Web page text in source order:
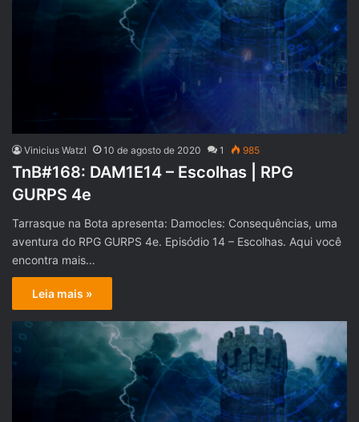
Vinicius Watzl 10 de agosto de 2020 1 985
TnB#168: DAM1E14 – Escolhas | RPG
GURPS 4e
Tarrasque na Bota apresenta: Damocles: Consequências, uma
aventura do RPG GURPS 4e. Episódio 14 – Escolhas. Aqui você
encontra mais…
Leia mais »